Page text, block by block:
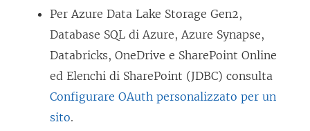
Per Azure Data Lake Storage Gen2,
Database SQL di Azure, Azure Synapse,
Databricks, OneDrive e SharePoint Online
ed Elenchi di SharePoint (JDBC) consulta
Configurare OAuth personalizzato per un
sito.